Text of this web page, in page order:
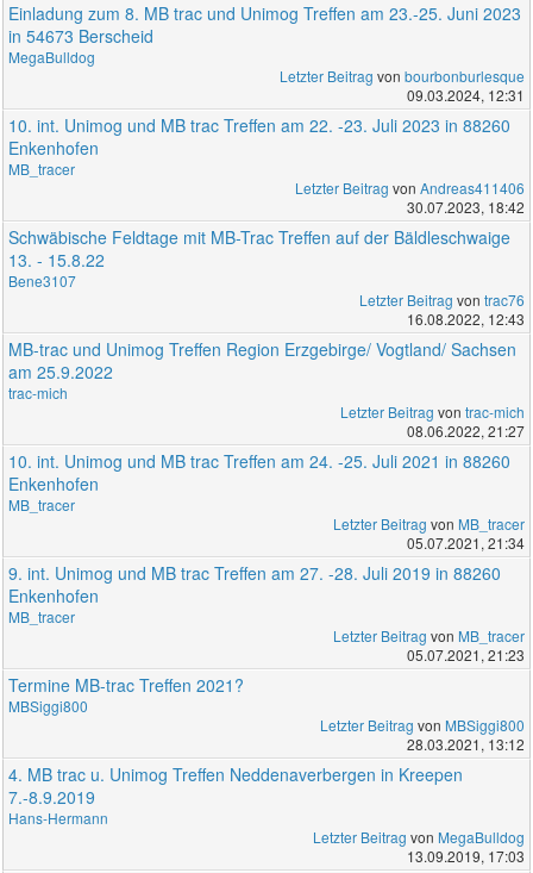
Einladung zum 8. MB trac und Unimog Treffen am 23.-25. Juni 2023
in 54673 Berscheid
MegaBulldog
Letzter Beitrag von bourbonburlesque
09.03.2024, 12:31
10. int. Unimog und MB trac Treffen am 22. -23. Juli 2023 in 88260
Enkenhofen
MB_tracer
Letzter Beitrag von Andreas411406
30.07.2023, 18:42
Schwäbische Feldtage mit MB-Trac Treffen auf der Bäldleschwaige
13. - 15.8.22
Bene3107
Letzter Beitrag von trac76
16.08.2022, 12:43
MB-trac und Unimog Treffen Region Erzgebirge/ Vogtland/ Sachsen
am 25.9.2022
trac-mich
Letzter Beitrag von trac-mich
08.06.2022, 21:27
10. int. Unimog und MB trac Treffen am 24. -25. Juli 2021 in 88260
Enkenhofen
MB_tracer
Letzter Beitrag von MB_tracer
05.07.2021, 21:34
9. int. Unimog und MB trac Treffen am 27. -28. Juli 2019 in 88260
Enkenhofen
MB_tracer
Letzter Beitrag von MB_tracer
05.07.2021, 21:23
Termine MB-trac Treffen 2021?
MBSiggi800
Letzter Beitrag von MBSiggi800
28.03.2021, 13:12
4. MB trac u. Unimog Treffen Neddenaverbergen in Kreepen
7.-8.9.2019
Hans-Hermann
Letzter Beitrag von MegaBulldog
13.09.2019, 17:03